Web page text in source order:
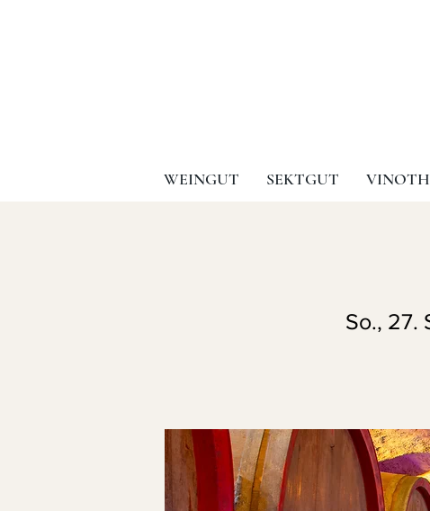
WEINGUT SEKTGUT
So., 27.